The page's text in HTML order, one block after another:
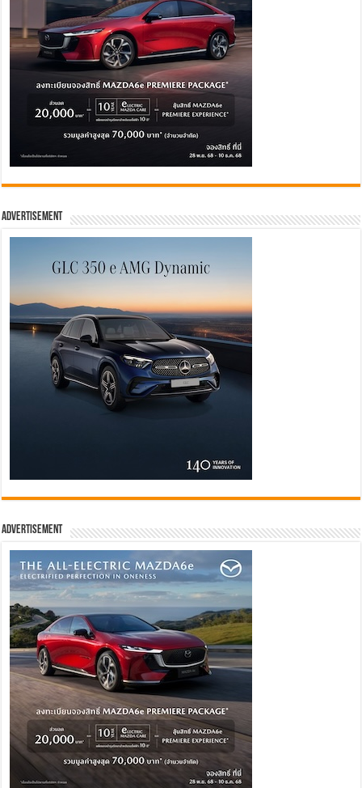
Advertisement
Advertisement